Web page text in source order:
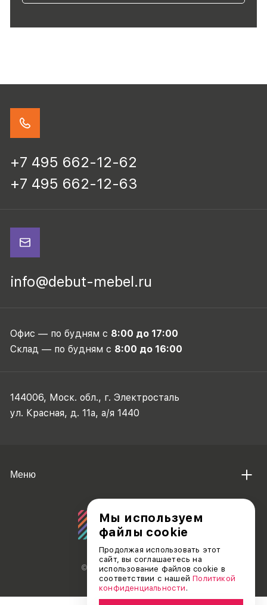
+7 495 662-12-62
+7 495 662-12-63
info@debut-mebel.ru
Офис — по будням с 8:00 до 17:00
Склад — по будням с 8:00 до 16:00
144006, Моск. обл., г. Электросталь
ул. Красная, д. 11а, а/я 1440
© АО «ДЕБЮТ», 2011 — 2026
Меню
Мы используем
файлы cookie
Продолжая использовать этот
сайт, вы соглашаетесь на
использование файлов cookie в
соответствии с нашейПолитикой
конфиденциальности .